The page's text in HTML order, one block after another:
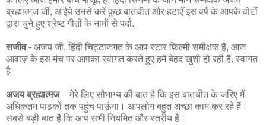
ब्रह्मात्मज जी, आईये उनसे करें कुछ बातचीत और हटाएँ इस वर्ष के आपके वोटों
द्वारा चुने हुए श्रेष्ट गीतों के नामों से पर्दा.
सजीव- अजय जी, हिंदी चिट्टाजगत के आप स्टार फ़िल्मी समीक्षक हैं, आज
आवाज़ के इस मंच पर आपका स्वागत करते हुए हमें बेहद खुशी हो रही है. स्वागत
है
अजय ब्रह्मात्मज– मेरे लिए सौभाग्‍य की बात है कि इस बातचीत के जरिए मैं
अधिकतम पाठकों तक पहुंच पाऊंगा। आपलोग बहुत अच्‍छा काम कर रहे हैं।
सबसे बड़ी बात है कि आप सभी नियमित और स्‍तरीय हैं।